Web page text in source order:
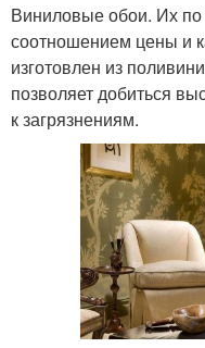
Виниловые обои. Их
соотношением цены и
изготовлен из
позволяет добиться
к загрязнениям.